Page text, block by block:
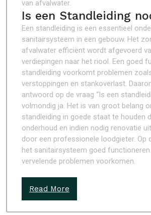
van afvalwater.
Is een Standleiding
Een standleiding is een essentieel
sanitairsysteem in een gebouw. Het
afvalwater efficiënt wordt afgevoerd
verdiepingen naar het riool. Een goed
standleiding voorkomt problemen
verstoppingen en stankoverlast.
antwoord op de vraag “Is een
volmondig ja. Het is van groot belang
standleiding in goede staat te houden
onderhoud en indien nodig renovatie
door een professionele loodgieter. Op
het sanitairsysteem goed
vervelende problemen voorkomen.
Read More